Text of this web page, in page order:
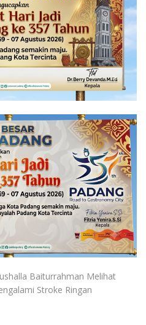
Baiturrahman Melihat
Stroke Ringan